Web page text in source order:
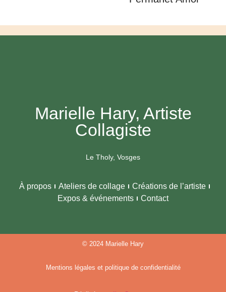
Marielle Hary, Artiste
Collagiste
Le Tholy, Vosges
À propos Ateliers de collage
Créations de l’artiste
Expos & événements
Contact
© 2024 Marielle Hary
Mentions légales et politique de confidentialité